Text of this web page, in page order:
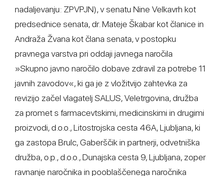
nadaljevanju: ZPVPJN), v senatu Nine Velkavrh kot
predsednice senata, dr. Mateje Škabar kot članice in
Andraža Žvana kot člana senata, v postopku
pravnega varstva pri oddaji javnega naročila
»Skupno javno naročilo dobave zdravil za potrebe 11
javnih zavodov«, ki ga je z vložitvijo zahtevka za
revizijo začel vlagatelj SALUS, Veletrgovina, družba
za promet s farmacevtskimi, medicinskimi in drugimi
proizvodi, d.o.o., Litostrojska cesta 46A, Ljubljana, ki
ga zastopa Brulc, Gaberščik in partnerji, odvetniška
družba, o.p., d.o.o., Dunajska cesta 9, Ljubljana, zoper
ravnanje naročnika in pooblaščenega naročnika